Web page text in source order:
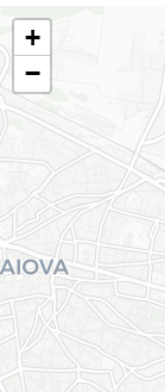
Noutăți &
Harta
+
−